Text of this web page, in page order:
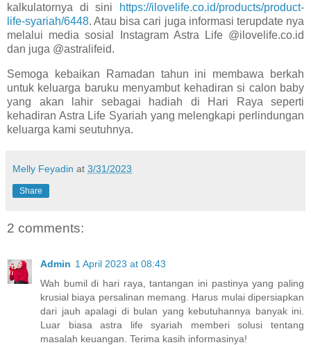
kalkulatornya di sini
https://ilovelife.co.id/products/product-
life-syariah/6448. Atau bisa cari juga informasi terupdate nya
melalui media sosial Instagram Astra Life @ilovelife.co.id
dan juga @astralifeid.
Semoga kebaikan Ramadan tahun ini membawa berkah
untuk keluarga baruku menyambut kehadiran si calon baby
yang akan lahir sebagai hadiah di Hari Raya seperti
kehadiran Astra Life Syariah yang melengkapi perlindungan
keluarga kami seutuhnya.
Melly Feyadin at 3/31/2023
Share
2 comments:
Admin 1 April 2023 at 08:43
Wah bumil di hari raya, tantangan ini pastinya yang paling
krusial biaya persalinan memang. Harus mulai dipersiapkan
dari jauh apalagi di bulan yang kebutuhannya banyak ini.
Luar biasa astra life syariah memberi solusi tentang
masalah keuangan. Terima kasih informasinya!